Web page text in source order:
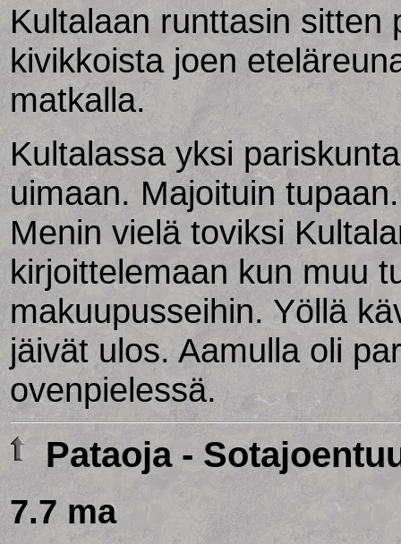
Kultalaan runttasin sitten
kivikkoista joen
matkalla.
Kultalassa yksi
uimaan. Majoituin
Menin vielä toviksi
kirjoittelemaan kun muu
makuupusseihin. Yöllä
jäivät ulos. Aamulla oli
ovenpielessä.
Pataoja -
7.7 ma